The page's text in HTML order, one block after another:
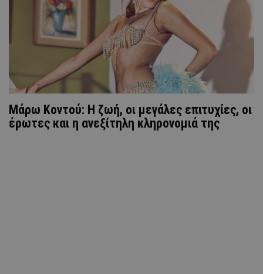
Μάρω Κοντού: Η ζωή, οι μεγάλες επιτυχίες, οι
έρωτες και η ανεξίτηλη κληρονομιά της